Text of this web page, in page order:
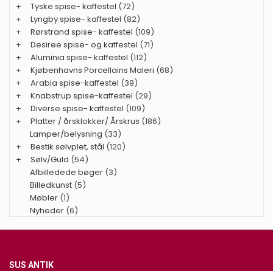
+
Tyske spise- kaffestel (72)
+
Lyngby spise- kaffestel (82)
+
Rørstrand spise- kaffestel (109)
+
Desiree spise- og kaffestel (71)
+
Aluminia spise- kaffestel (112)
+
Kjøbenhavns Porcellains Maleri (68)
+
Arabia spise-kaffestel (39)
+
Knabstrup spise-kaffestel (29)
+
Diverse spise- kaffestel (109)
+
Platter / årsklokker/ Årskrus (186)
Lamper/belysning (33)
+
Bestik sølvplet, stål (120)
+
Sølv/Guld (54)
Afbilledede bøger (3)
Billedkunst (5)
Møbler (1)
Nyheder (6)
SUS ANTIK